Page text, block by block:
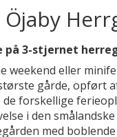
på 3-stjernet
weekend eller
gårde, opført
forskellige
i den
med